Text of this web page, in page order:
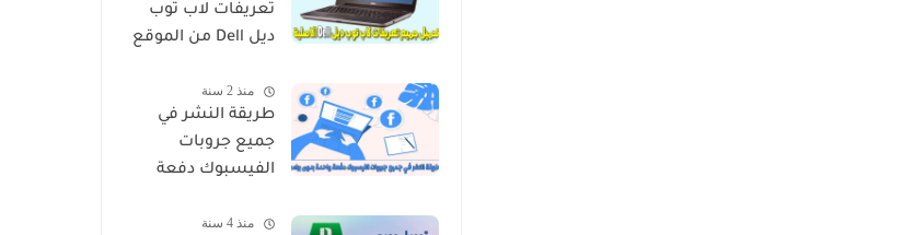
تعريفات لاب توب
ديل Dell من الموقع
منذ 2 سنة
طريقة النشر في
جميع جروبات
الفيسبوك دفعة
وبدون حظر
منذ 4 سنة